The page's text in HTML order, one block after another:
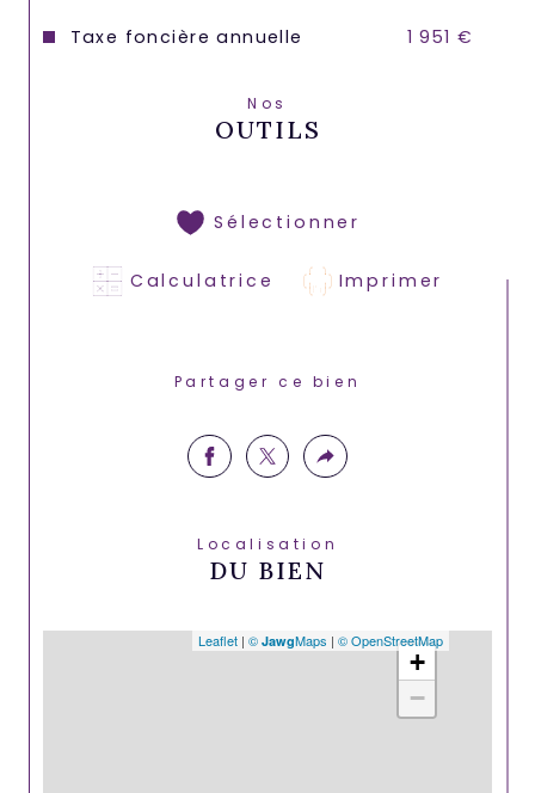
Taxe foncière annuelle 1 951 €
Nos
OUTILS
Sélectionner
Calculatrice Imprimer
Partager ce bien
Localisation
DU BIEN
+
−
Leaflet | © JawgMaps | © OpenStreetMap